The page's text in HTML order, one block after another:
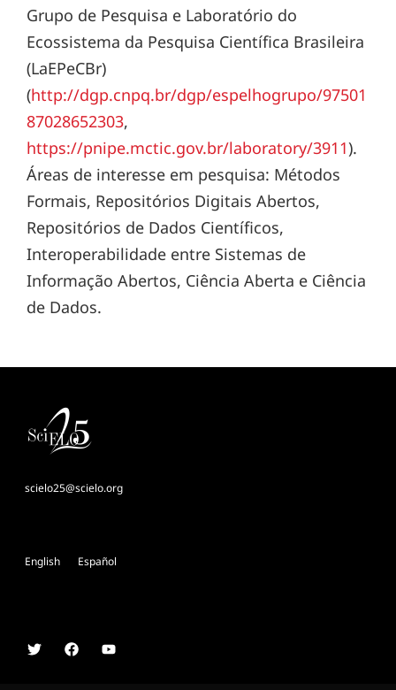
Grupo de Pesquisa e Laboratório do
Ecossistema da Pesquisa Científica Brasileira
(LaEPeCBr)
(http://dgp.cnpq.br/dgp/espelhogrupo/97501
87028652303,
https://pnipe.mctic.gov.br/laboratory/3911).
Áreas de interesse em pesquisa: Métodos
Formais, Repositórios Digitais Abertos,
Repositórios de Dados Científicos,
Interoperabilidade entre Sistemas de
Informação Abertos, Ciência Aberta e Ciência
de Dados.
scielo25@scielo.org
English Español